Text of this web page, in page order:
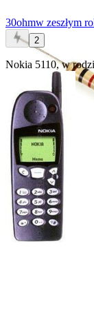
30ohmw zeszłym
2
Nokia 5110, w